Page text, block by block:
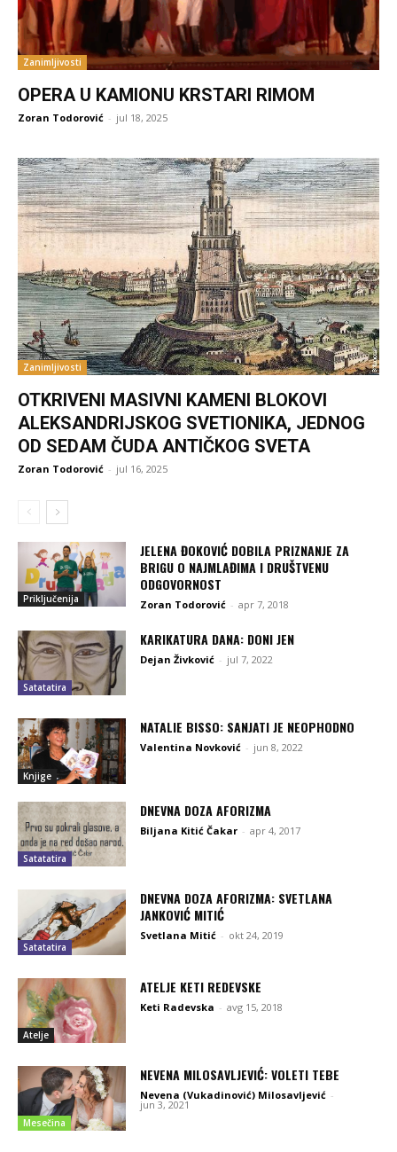
Zanimljivosti
OPERA U KAMIONU KRSTARI RIMOM
Zoran Todorović - jul 18, 2025
Zanimljivosti
OTKRIVENI MASIVNI KAMENI BLOKOVI
ALEKSANDRIJSKOG SVETIONIKA, JEDNOG
OD SEDAM ČUDA ANTIČKOG SVETA
Zoran Todorović - jul 16, 2025
Priključenija
JELENA ĐOKOVIĆ DOBILA PRIZNANJE ZA
BRIGU O NAJMLAĐIMA I DRUŠTVENU
ODGOVORNOST
Zoran Todorović - apr 7, 2018
Satatatira
KARIKATURA DANA: DONI JEN
Dejan Živković - jul 7, 2022
Knjige
NATALIE BISSO: SANJATI JE NEOPHODNO
Valentina Novković - jun 8, 2022
Satatatira
DNEVNA DOZA AFORIZMA
Biljana Kitić Čakar - apr 4, 2017
Satatatira
DNEVNA DOZA AFORIZMA: SVETLANA
JANKOVIĆ MITIĆ
Svetlana Mitić - okt 24, 2019
Atelje
ATELJE KETI REDEVSKE
Keti Radevska - avg 15, 2018
Mesečina
NEVENA MILOSAVLJEVIĆ: VOLETI TEBE
Nevena (Vukadinović) Milosavljević -
jun 3, 2021